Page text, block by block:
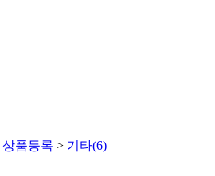
상품등록 > 기타(6)